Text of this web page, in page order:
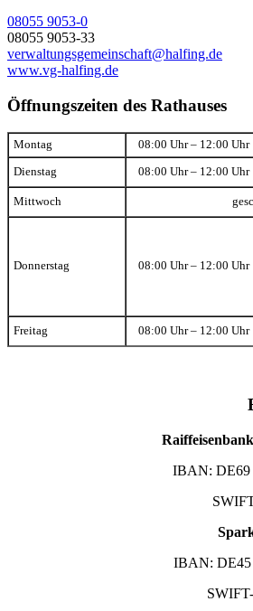
08055 9053-0
08055 9053-33
verwaltungsgemeinschaft@halfing.de
www.vg-halfing.de
Öffnungszeiten des Rathauses
Montag 08:00 Uhr – 12:00 Uhr
Dienstag 08:00 Uhr – 12:00 Uhr
Mittwoch
Donnerstag 08:00 Uhr – 12:00 Uhr
Freitag 08:00 Uhr – 12:00 Uhr
IBAN: DE69
IBAN: DE45